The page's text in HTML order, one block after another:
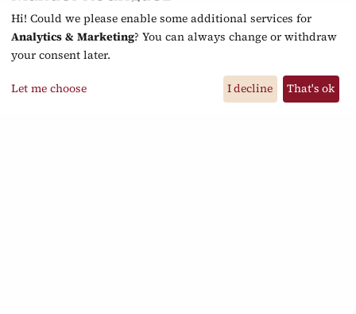
© 2026 Manuel Rodríguez Guitarras. Todos Los
Hi! Could we please enable some additional services for
Analytics & Marketing? You can always change or withdraw
your consent later.
Let me choose I decline That's ok